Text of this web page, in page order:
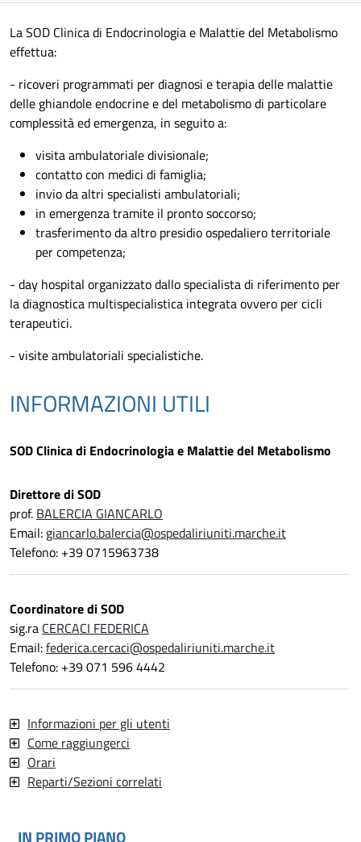
La SOD Clinica di Endocrinologia e Malattie del Metabolismo
effettua:
- ricoveri programmati per diagnosi e terapia delle malattie
delle ghiandole endocrine e del metabolismo di particolare
complessità ed emergenza, in seguito a:
visita ambulatoriale divisionale;
contatto con medici di famiglia;
invio da altri specialisti ambulatoriali;
in emergenza tramite il pronto soccorso;
trasferimento da altro presidio ospedaliero territoriale
per competenza;
- day hospital organizzato dallo specialista di riferimento per
la diagnostica multispecialistica integrata ovvero per cicli
terapeutici.
- visite ambulatoriali specialistiche.
INFORMAZIONI UTILI
SOD Clinica di Endocrinologia e Malattie del Metabolismo
Direttore di SOD
prof. BALERCIA GIANCARLO
Email: giancarlo.balercia@ospedaliriuniti.marche.it
Telefono: +39 0715963738
Coordinatore di SOD
sig.ra CERCACI FEDERICA
Email:federica.cercaci@ospedaliriuniti.marche.it
Telefono: +39 071 596 4442
Informazioni per gli utenti
Come raggiungerci
Orari
Reparti/Sezioni correlati
IN PRIMO PIANO